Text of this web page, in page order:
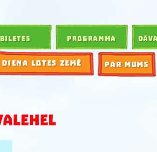
BILETES PROGRAMMA
DIENA LOTES ZEMĒ PAR MUMS